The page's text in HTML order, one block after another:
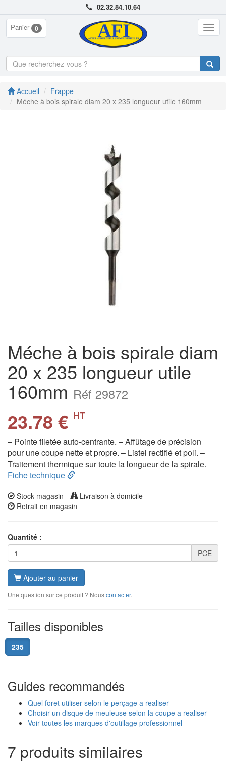
02.32.84.10.64
Panier 0
Accueil
Frappe
Méche à bois spirale diam 20 x 235 longueur utile 160mm
Méche à bois spirale diam
20 x 235 longueur utile
160mm Réf 29872
23.78 € HT
– Pointe filetée auto-centrante. – Affûtage de précision
pour une coupe nette et propre. – Listel rectifié et poli. –
Traitement thermique sur toute la longueur de la spirale.
Fiche technique
Stock magasin
Livraison à domicile
Retrait en magasin
Quantité :
PCE
Ajouter au panier
Une question sur ce produit ? Nouscontacter.
Tailles disponibles
235
Guides recommandés
Quel foret utiliser selon le perçage a realiser
Choisir un disque de meuleuse selon la coupe a realiser
Voir toutes les marques d'outillage professionnel
7 produits similaires